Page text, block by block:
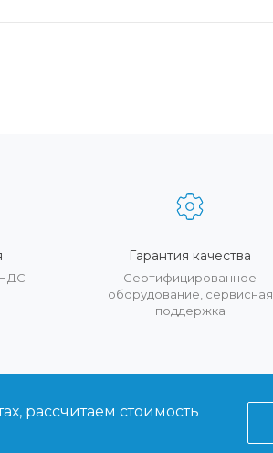
Гарантия качества
Сертифицированное
оборудование, сервисная
поддержка
рассчитаем стоимость